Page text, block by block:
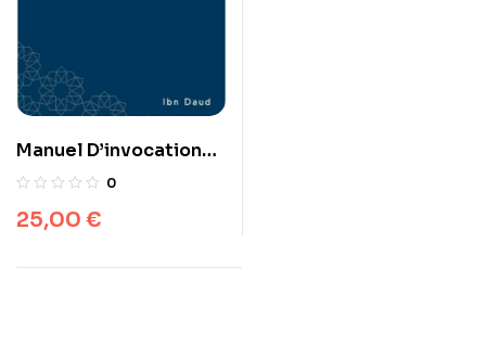
Manuel D’invocations
Exaucées, D’Ibn Daud
0
25,00 €